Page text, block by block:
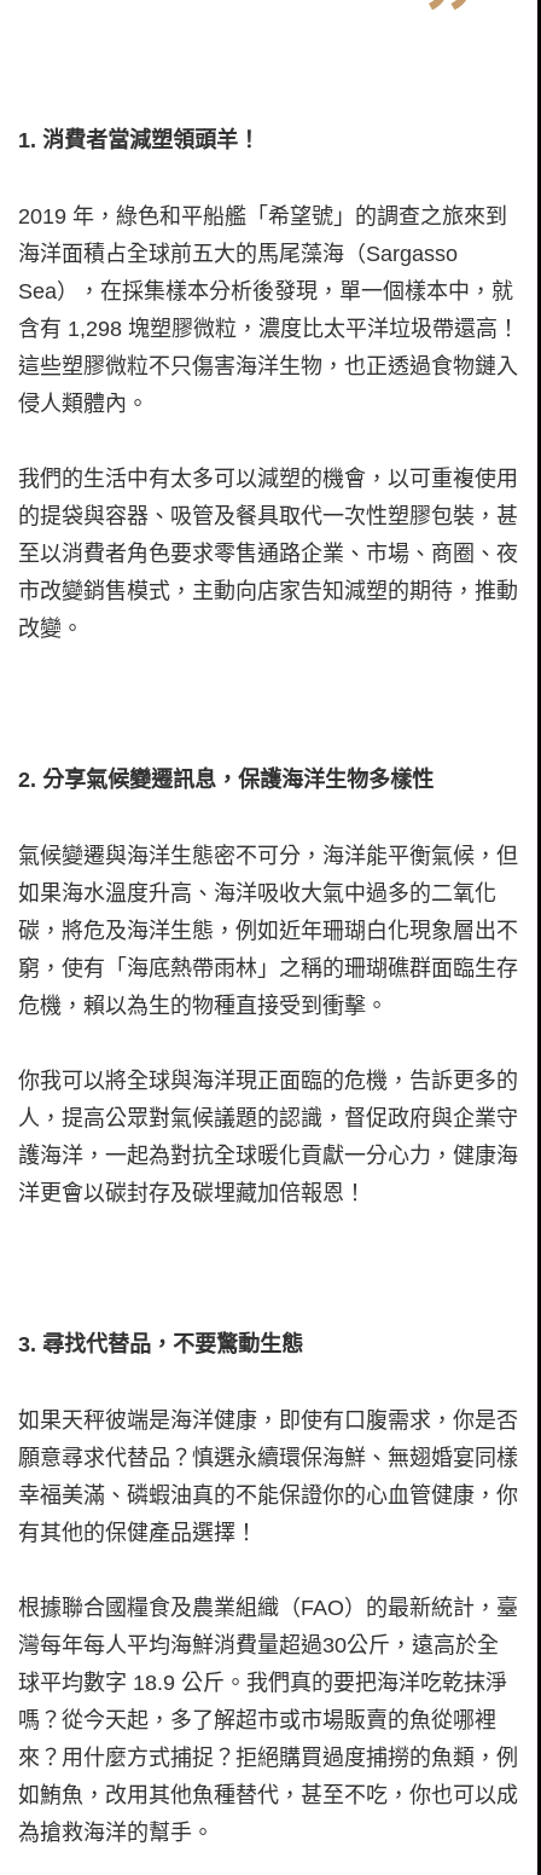
1. 消費者當減塑領頭羊！
2019 年，綠色和平船艦「希望號」的調查之旅來到
海洋面積占全球前五大的馬尾藻海（Sargasso
Sea），在採集樣本分析後發現，單一個樣本中，就
含有 1,298 塊塑膠微粒，濃度比太平洋垃圾帶還高！
這些塑膠微粒不只傷害海洋生物，也正透過食物鏈入
侵人類體內。
我們的生活中有太多可以減塑的機會，以可重複使用
的提袋與容器、吸管及餐具取代一次性塑膠包裝，甚
至以消費者角色要求零售通路企業、市場、商圈、夜
市改變銷售模式，主動向店家告知減塑的期待，推動
改變。
2. 分享氣候變遷訊息，保護海洋生物多樣性
氣候變遷與海洋生態密不可分，海洋能平衡氣候，但
如果海水溫度升高、海洋吸收大氣中過多的二氧化
碳，將危及海洋生態，例如近年珊瑚白化現象層出不
窮，使有「海底熱帶雨林」之稱的珊瑚礁群面臨生存
危機，賴以為生的物種直接受到衝擊。
你我可以將全球與海洋現正面臨的危機，告訴更多的
人，提高公眾對氣候議題的認識，督促政府與企業守
護海洋，一起為對抗全球暖化貢獻一分心力，健康海
洋更會以碳封存及碳埋藏加倍報恩！
3. 尋找代替品，不要驚動生態
如果天秤彼端是海洋健康，即使有口腹需求，你是否
願意尋求代替品？慎選永續環保海鮮、無翅婚宴同樣
幸福美滿、磷蝦油真的不能保證你的心血管健康，你
有其他的保健產品選擇！
根據聯合國糧食及農業組織（FAO）的最新統計，臺
灣每年每人平均海鮮消費量超過30公斤，遠高於全
球平均數字 18.9 公斤。我們真的要把海洋吃乾抹淨
嗎？從今天起，多了解超市或市場販賣的魚從哪裡
來？用什麼方式捕捉？拒絕購買過度捕撈的魚類，例
如鮪魚，改用其他魚種替代，甚至不吃，你也可以成
為搶救海洋的幫手。